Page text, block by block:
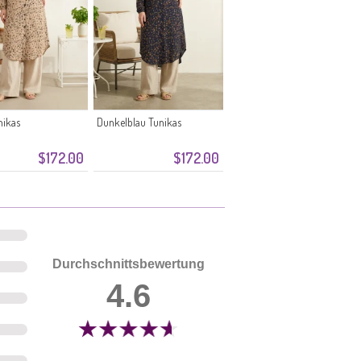
$172.00 $172.00
Dunkelblau Tunikas
Durchschnittsbewertung
4.6